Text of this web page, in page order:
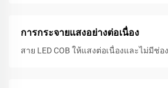
การกระจายแสงอย่างต่อเนื่อง
สาย LED COB ให้แสงต่อเนื่องและไม่มีช่อ